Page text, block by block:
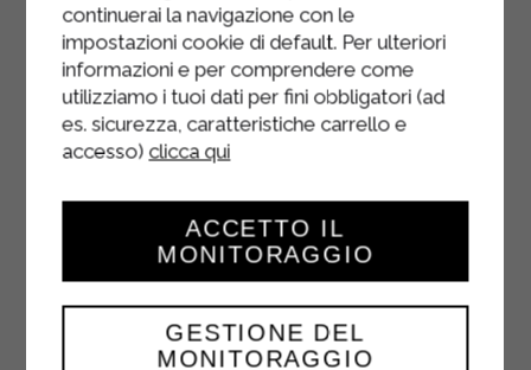
CROSTATA CILIEGIE
continuerai la navigazione con le
impostazioni cookie di default. Per ulteriori
informazioni e per comprendere come
utilizziamo i tuoi dati per fini obbligatori (ad
es. sicurezza, caratteristiche carrello e
accesso) clicca qui
GESTIONE DEL
MONITORAGGIO
ACCETTO IL
MONITORAGGIO